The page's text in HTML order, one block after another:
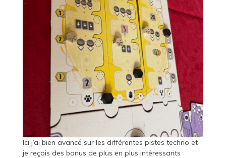
Ici j’ai bien avancé sur les différentes pistes techno et
je reçois des bonus de plus en plus intéressants